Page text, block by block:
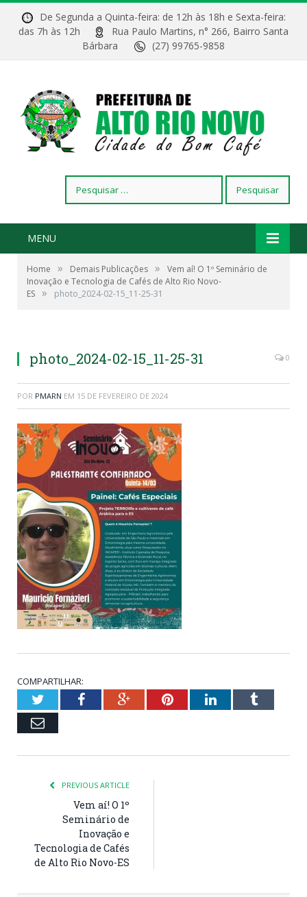
De Segunda a Quinta-feira: de 12h às 18h e Sexta-feira:
das 7h às 12h
Rua Paulo Martins, n° 266, Bairro Santa
Bárbara
(27) 99765-9858
por:
MENU
Home » Demais Publicações »
Vem aí! O 1º Seminário de
Inovação e Tecnologia de Cafés de Alto Rio Novo-
ES » photo_2024-02-15_11-25-31
photo_2024-02-15_11-25-31 0
POR PMARN EM 15 DE FEVEREIRO DE 2024
COMPARTILHAR:
TwitterFacebookGoogle+PinterestLinkedInTumblr
Email
PREVIOUS ARTICLE
Vem aí! O 1º
Seminário de
Inovação e
Tecnologia de Cafés
de Alto Rio Novo-ES